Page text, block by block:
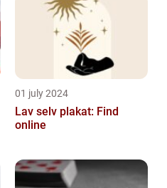
01 july 2024
Lav selv plakat: Find
online